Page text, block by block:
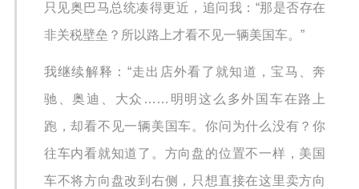
只见奥巴马总统凑得更近，追问我：“那是否存在
非关税壁垒？所以路上才看不见一辆美国车。”
我继续解释：“走出店外看了就知道，宝马、奔
驰、奥迪、大众……明明这么多外国车在路上
跑，却看不见一辆美国车。你问为什么没有？你
往车内看就知道了。方向盘的位置不一样，美国
车不将方向盘改到右侧，只想直接在这里卖方向